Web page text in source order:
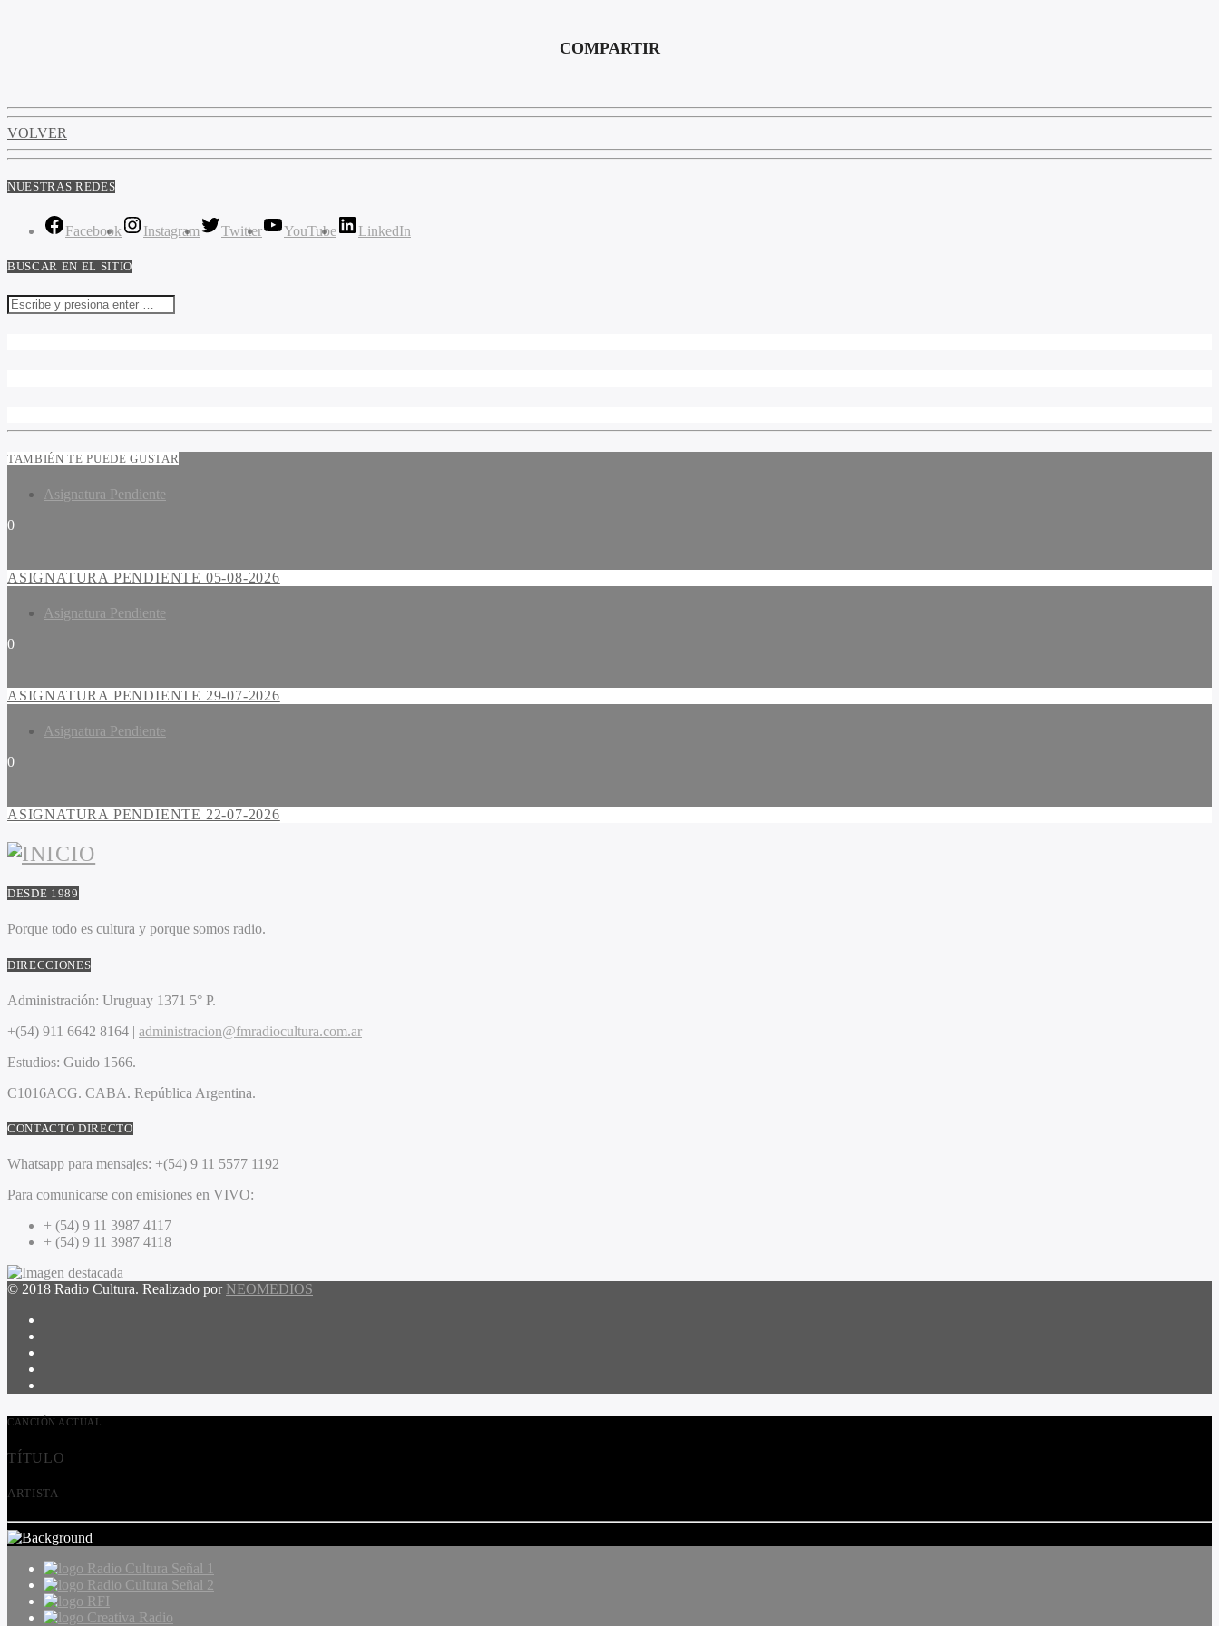
COMPARTIR
VOLVER
NUESTRAS REDES
Facebook Instagram Twitter YouTube LinkedIn
BUSCAR EN EL SITIO
TAMBIÉN TE PUEDE GUSTAR
Asignatura Pendiente
0
ASIGNATURA PENDIENTE 05-08-2026
Asignatura Pendiente
0
ASIGNATURA PENDIENTE 29-07-2026
Asignatura Pendiente
0
ASIGNATURA PENDIENTE 22-07-2026
DESDE 1989
Porque todo es cultura y porque somos radio.
DIRECCIONES
Administración: Uruguay 1371 5° P.
+(54) 911 6642 8164 | administracion@fmradiocultura.com.ar
Estudios: Guido 1566.
C1016ACG. CABA. República Argentina.
CONTACTO DIRECTO
Whatsapp para mensajes: +(54) 9 11 5577 1192
Para comunicarse con emisiones en VIVO:
+ (54) 9 11 3987 4117
+ (54) 9 11 3987 4118
© 2018 Radio Cultura. Realizado por NEOMEDIOS
CANCIÓN ACTUAL
TÍTULO
ARTISTA
Radio Cultura Señal 1
Radio Cultura Señal 2
RFI
Creativa Radio